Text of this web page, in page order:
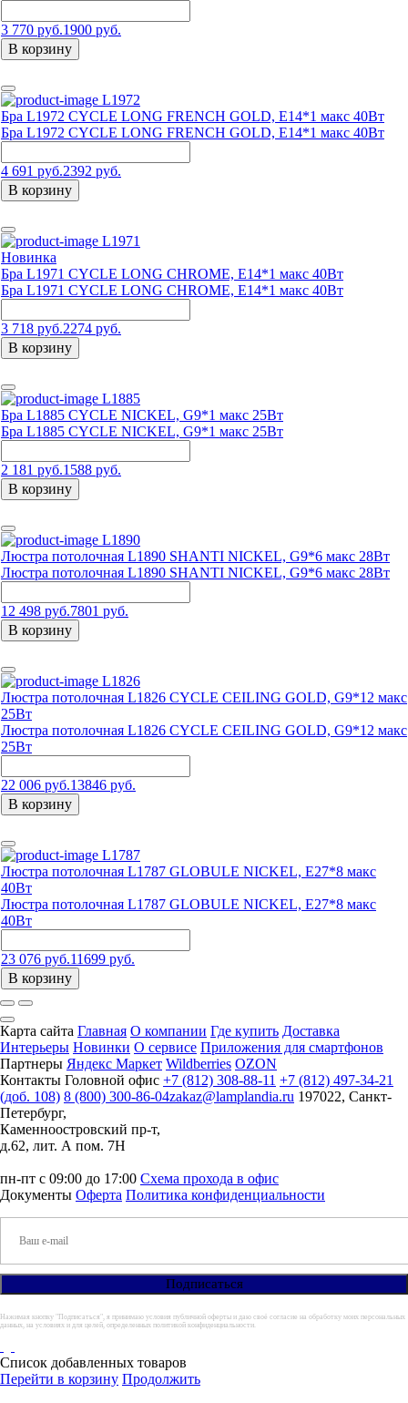
3 770 руб.1900 руб.
В корзину
L1972
Бра L1972 CYCLE LONG FRENCH GOLD, E14*1 макс 40Вт
Бра L1972 CYCLE LONG FRENCH GOLD, E14*1 макс 40Вт
4 691 руб.2392 руб.
В корзину
L1971
Новинка
Бра L1971 CYCLE LONG CHROME, E14*1 макс 40Вт
Бра L1971 CYCLE LONG CHROME, E14*1 макс 40Вт
3 718 руб.2274 руб.
В корзину
L1885
Бра L1885 CYCLE NICKEL, G9*1 макс 25Вт
Бра L1885 CYCLE NICKEL, G9*1 макс 25Вт
2 181 руб.1588 руб.
В корзину
L1890
Люстра потолочная L1890 SHANTI NICKEL, G9*6 макс 28Вт
Люстра потолочная L1890 SHANTI NICKEL, G9*6 макс 28Вт
12 498 руб.7801 руб.
В корзину
L1826
Люстра потолочная L1826 CYCLE CEILING GOLD, G9*12 макс
25Вт
Люстра потолочная L1826 CYCLE CEILING GOLD, G9*12 макс
25Вт
22 006 руб.13846 руб.
В корзину
L1787
Люстра потолочная L1787 GLOBULE NICKEL, Е27*8 макс
40Вт
Люстра потолочная L1787 GLOBULE NICKEL, Е27*8 макс
40Вт
23 076 руб.11699 руб.
В корзину
Карта сайта Главная О компании Где купить Доставка
Интерьеры Новинки О сервисе Приложения для смартфонов
Партнеры Яндекс Маркет Wildberries OZON
Контакты Головной офис +7 (812) 308-88-11 +7 (812) 497-34-21
(доб. 108) 8 (800) 300-86-04zakaz@lamplandia.ru 197022, Санкт-
Петербург,
Каменноостровский пр-т,
д.62, лит. А пом. 7Н
пн-пт с 09:00 до 17:00 Схема прохода в офис
Документы Оферта Политика конфиденциальности
Нажимая кнопку "Подписаться", я принимаю условия публичной оферты и даю своё согласие на обработку моих персональных
данных, на условиях и для целей, определенных политикой конфиденциальности.
Список добавленных товаров
Перейти в корзину Продолжить